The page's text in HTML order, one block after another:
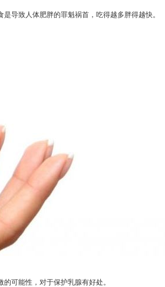
导致人体肥胖的罪魁祸首，吃得越多胖得越快。
可能性，对于保护乳腺有好处。